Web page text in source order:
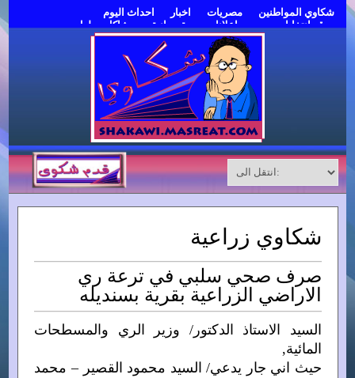
شكاوي المواطنين مصريات اخبار
احداث اليوم
موقع انتخابات مصر
اعلانات مبوبة مجانية
مشاكل وحلول
شكاوي زراعية
صرف صحي سلبي في ترعة ري
الاراضي الزراعية بقرية بسنديله
السيد الاستاذ الدكتور/ وزير الري والمسطحات
المائية,
حيث اني جار يدعي/ السيد محمود القصير – محمد